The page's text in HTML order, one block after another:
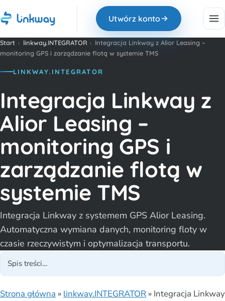
Utwórz konto
Start › linkway.INTEGRATOR › Integracja Linkway z Alior Leasing –
monitoring GPS i zarządzanie flotą w systemie TMS
LINKWAY.INTEGRATOR
Integracja Linkway z
Alior Leasing –
monitoring GPS i
zarządzanie flotą w
systemie TMS
Integracja Linkway z systemem GPS Alior Leasing.
Automatyczna wymiana danych, monitoring floty w
czasie rzeczywistym i optymalizacja transportu.
Strona główna » linkway.INTEGRATOR » Integracja Linkway